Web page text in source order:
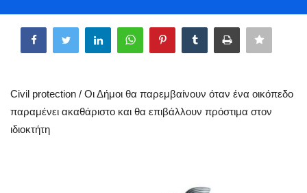
Arts & Culture
Civil protection / Οι Δήμοι θα παρεμβαίνουν όταν ένα οικόπεδο
παραμένει ακαθάριστο και θα επιβάλλουν πρόστιμα στον
ιδιοκτήτη